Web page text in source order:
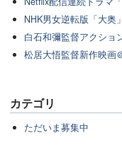
NHK男女逆転版「大奥
白石和彌監督アクショ
松居大悟監督新作映画
カテゴリ
ただいま募集中